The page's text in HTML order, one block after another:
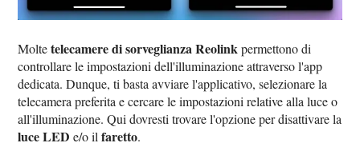
Moltetelecamere di sorveglianza Reolinkpermettono di
controllare le impostazioni dell'illuminazione attraverso l'app
dedicata. Dunque, ti basta avviare l'applicativo, selezionare la
telecamera preferita e cercare le impostazioni relative alla luce o
all'illuminazione. Qui dovresti trovare l'opzione per disattivare la
luce LED e/o ilfaretto.